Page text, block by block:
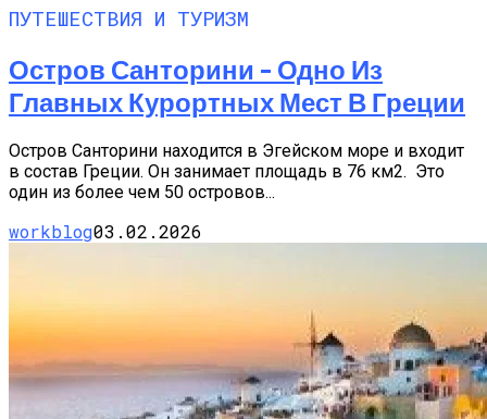
ПУТЕШЕСТВИЯ И ТУРИЗМ
Остров Санторини – Одно Из
Главных Курортных Мест В Греции
Остров Санторини находится в Эгейском море и входит
в состав Греции. Он занимает площадь в 76 км2. Это
один из более чем 50 островов...
workblog03.02.2026